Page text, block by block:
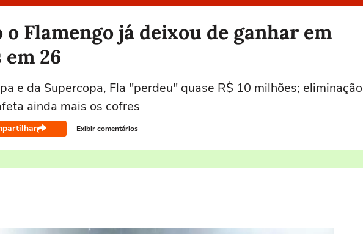
o Flamengo já deixou de ganhar em
26
e da Supercopa, Fla "perdeu" quase R$ 10 milhões; eliminação
ainda mais os cofres
Exibir comentários